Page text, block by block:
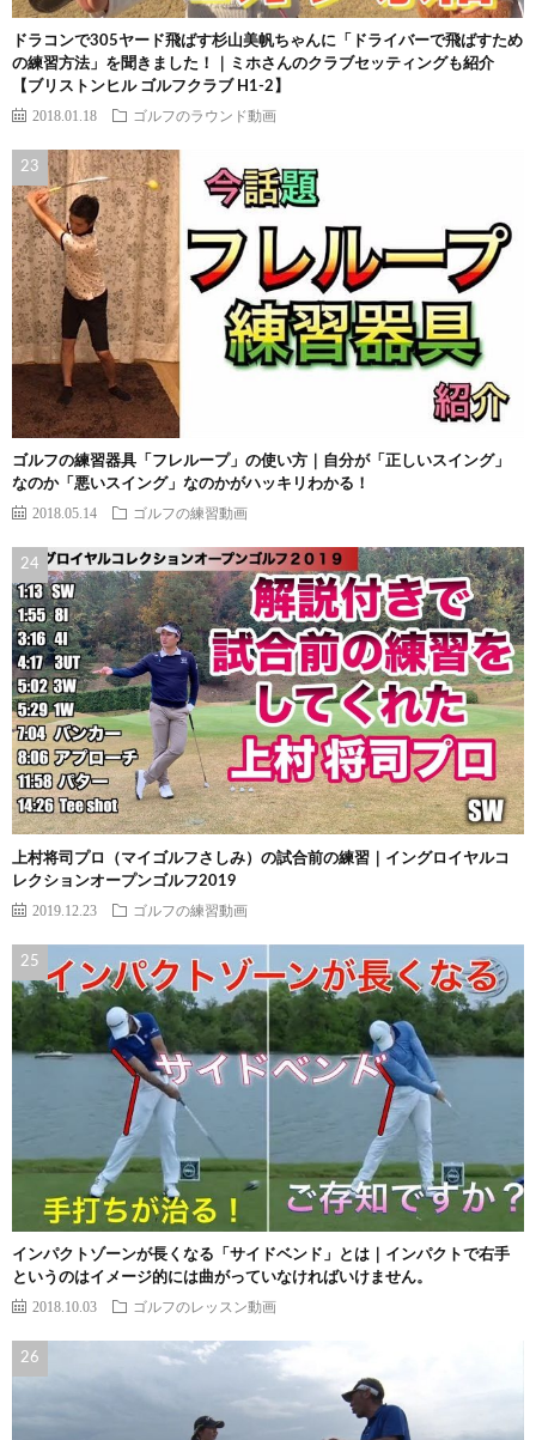
ドラコンで305ヤード飛ばす杉山美帆ちゃんに「ドライバーで飛ばすため
の練習方法」を聞きました！｜ミホさんのクラブセッティングも紹介
【ブリストンヒル ゴルフクラブ H1-2】
2018.01.18 ゴルフのラウンド動画
ゴルフの練習器具「フレループ」の使い方｜自分が「正しいスイング」
なのか「悪いスイング」なのかがハッキリわかる！
2018.05.14 ゴルフの練習動画
上村将司プロ（マイゴルフさしみ）の試合前の練習｜イングロイヤルコ
レクションオープンゴルフ2019
2019.12.23 ゴルフの練習動画
インパクトゾーンが長くなる「サイドベンド」とは｜インパクトで右手
というのはイメージ的には曲がっていなければいけません。
2018.10.03 ゴルフのレッスン動画